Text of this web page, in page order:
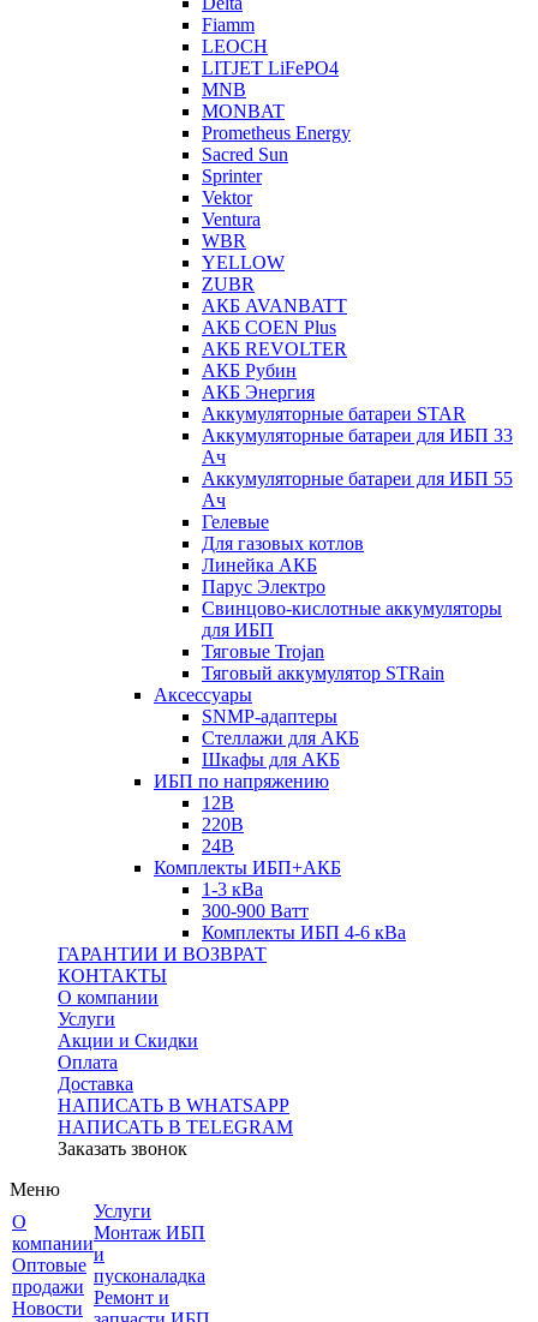
Fiamm
LEOCH
LITJET LiFePO4
MNB
MONBAT
Prometheus Energy
Sacred Sun
Sprinter
Vektor
Ventura
WBR
YELLOW
ZUBR
АКБ AVANBATT
АКБ COEN Plus
АКБ REVOLTER
АКБ Рубин
АКБ Энергия
Аккумуляторные батареи STAR
Аккумуляторные батареи для ИБП 33
Ач
Аккумуляторные батареи для ИБП 55
Ач
Гелевые
Для газовых котлов
Линейка АКБ
Парус Электро
Свинцово-кислотные аккумуляторы
для ИБП
Тяговые Trojan
Тяговый аккумулятор STRain
Аксессуары
SNMP-адаптеры
Стеллажи для АКБ
Шкафы для АКБ
ИБП по напряжению
12В
220В
24В
Комплекты ИБП+АКБ
1-3 кВа
300-900 Ватт
Комплекты ИБП 4-6 кВа
ГАРАНТИИ И ВОЗВРАТ
КОНТАКТЫ
О компании
Услуги
Акции и Скидки
Оплата
Доставка
НАПИСАТЬ В WHATSAPP
НАПИСАТЬ В TELEGRAM
Заказать звонок
Меню
О
компании
Оптовые
продажи
Новости
Услуги
Монтаж ИБП
и
пусконаладка
Ремонт и